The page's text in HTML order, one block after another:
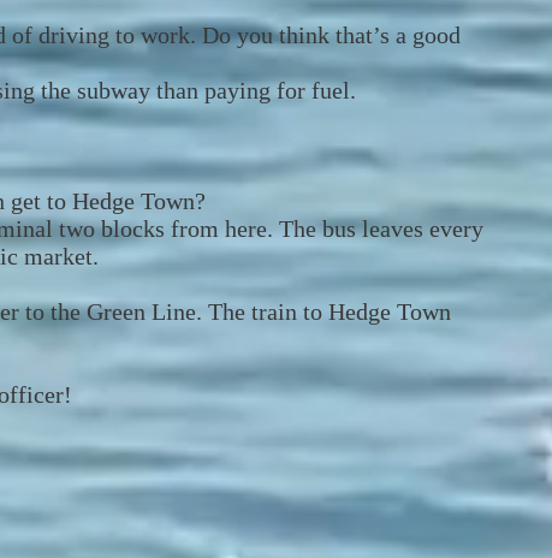
driving to work. Do you think that’s a good
the subway than paying for fuel.
to Hedge Town?
two blocks from here. The bus leaves every
market.
to the Green Line. The train to Hedge Town